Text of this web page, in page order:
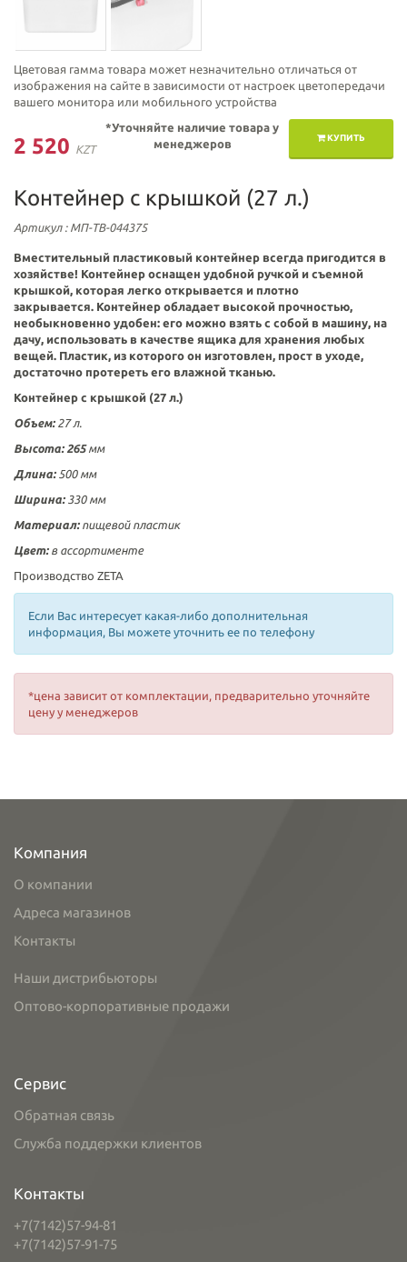
Цветовая гамма товара может незначительно отличаться от
изображения на сайте в зависимости от настроек цветопередачи
вашего монитора или мобильного устройства
2 520 KZT
КУПИТЬ
*Уточняйте наличие товара у
менеджеров
Контейнер с крышкой (27 л.)
Артикул: МП-ТВ-044375
Вместительный пластиковый контейнер всегда пригодится в
хозяйстве! Контейнер оснащен удобной ручкой и съемной
крышкой, которая легко открывается и плотно
закрывается. Контейнер обладает высокой прочностью,
необыкновенно удобен: его можно взять с собой в машину, на
дачу, использовать в качестве ящика для хранения любых
вещей. Пластик, из которого он изготовлен, прост в уходе,
достаточно протереть его влажной тканью.
Контейнер с крышкой (27 л.)
Объем: 27 л.
Высота: 265мм
Длина: 500 мм
Ширина: 330 мм
Материал:пищевой пластик
Цвет:в ассортименте
Производство ZETA
Если Вас интересует какая-либо дополнительная
информация, Вы можете уточнить ее по телефону
*цена зависит от комплектации, предварительно уточняйте
цену у менеджеров
Компания
О компании
Адреса магазинов
Контакты
Наши дистрибьюторы
Оптово-корпоративные продажи
Сервис
Обратная связь
Служба поддержки клиентов
Контакты
+7(7142)57-94-81
+7(7142)57-91-75